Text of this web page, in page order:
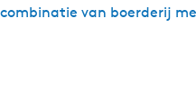
combinatie van boerderij